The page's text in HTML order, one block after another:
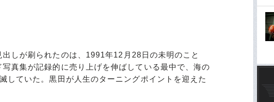
しが刷られたのは、1991年12月28日の未明のこと
真集が記録的に売り上げを伸ばしている最中で、海の
していた。黒田が人生のターニングポイントを迎えた